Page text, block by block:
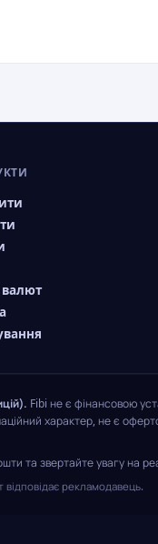
Fibi не є фінансовою
характер, не є
та звертайте увагу на
рекламодавець.